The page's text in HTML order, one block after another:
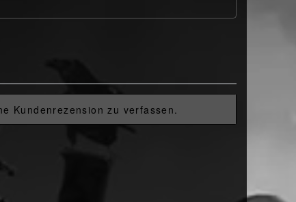
Kundenrezension zu verfassen.